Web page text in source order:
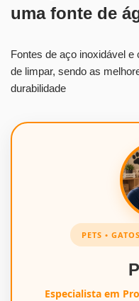
uma fonte de
Fontes de aço inoxidável
de limpar, sendo as
durabilidade
PETS •
Especialista em